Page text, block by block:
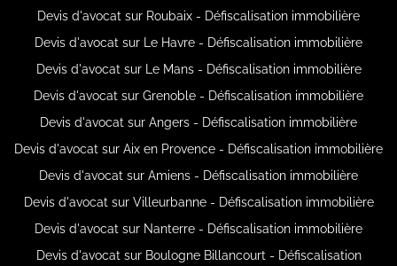
Devis d'avocat sur Roubaix - Défiscalisation immobilière
Devis d'avocat sur Le Havre - Défiscalisation immobilière
Devis d'avocat sur Le Mans - Défiscalisation immobilière
Devis d'avocat sur Grenoble - Défiscalisation immobilière
Devis d'avocat sur Angers - Défiscalisation immobilière
Devis d'avocat sur Aix en Provence - Défiscalisation immobilière
Devis d'avocat sur Amiens - Défiscalisation immobilière
Devis d'avocat sur Villeurbanne - Défiscalisation immobilière
Devis d'avocat sur Nanterre - Défiscalisation immobilière
Devis d'avocat sur Boulogne Billancourt - Défiscalisation